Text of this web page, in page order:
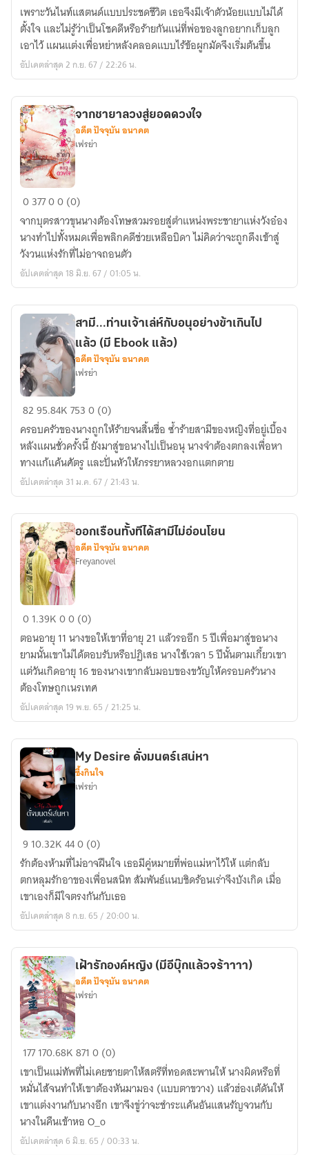
รัก
เพราะวันไนท์แสตนด์แบบประชดชีวิต เธอจึงมีเจ้าตัวน้อยแบบไม่ได้
ตั้งใจ และไม่รู้ว่าเป็นโชคดีหรือร้ายกันแน่ที่พ่อของลูกอยากเก็บลูก
เอาไว้ แผนแต่งเพื่อหย่าหลังคลอดแบบไร้ข้อผูกมัดจึงเริ่มต้นขึ้น
อัปเดตล่าสุด 2 ก.ย. 67 / 22:26 น.
จาก
ลวง
สู่
ยอด
ดวงใจ
จากชายาลวงสู่ยอดดวงใจ
อดีต ปัจจุบัน อนาคต
เฟรย่า
037700 (0)
จากบุตรสาวขุนนางต้องโทษสวมรอยสู่ตำแหน่งพระชายาแห่งวังอ๋อง
นางทำไปทั้งหมดเพื่อพลิกคดีช่วยเหลือบิดา ไม่คิดว่าจะถูกดึงเข้าสู่
วังวนแห่งรักที่ไม่อาจถอนตัว
อัปเดตล่าสุด 18 มิ.ย. 67 / 01:05 น.
สามี...ท่าน
เล่ห์
กับ
อนุ
อย่าง
เกิน
ไป
แล้ว
(มี
Ebook
แล้ว)
สามี...ท่านเจ้าเล่ห์กับอนุอย่างข้าเกินไป
แล้ว (มี Ebook แล้ว)
อดีต ปัจจุบัน อนาคต
เฟรย่า
8295.84K7530 (0)
ครอบครัวของนางถูกให้ร้ายจนสิ้นชื่อ ซ้ำร้ายสามีของหญิงที่อยู่เบื้อง
หลังแผนชั่วครั้งนี้ ยังมาสู่ขอนางไปเป็นอนุ นางจำต้องตกลงเพื่อหา
ทางแก้แค้นศัตรู และปั่นหัวให้ภรรยาหลวงอกแตกตาย
อัปเดตล่าสุด 31 ม.ค. 67 / 21:43 น.
ออก
ทั้งที
ได้
สามี
ไม่
อ่อน
ออกเรือนทั้งทีได้สามีไม่อ่อนโยน
อดีต ปัจจุบัน อนาคต
Freyanovel
01.39K00 (0)
ตอนอายุ 11 นางขอให้เขาที่อายุ 21 แล้วรออีก 5 ปีเพื่อมาสู่ขอนาง
ยามนั้นเขาไม่ได้ตอบรับหรือปฏิเสธ นางใช้เวลา 5 ปีนั้นตามเกี้ยวเขา
แต่วันเกิดอายุ 16 ของนางเขากลับมอบของขวัญให้ครอบครัวนาง
ต้องโทษถูกเนรเทศ
อัปเดตล่าสุด 19 พ.ย. 65 / 21:25 น.
My
Desire
ดั่ง
มนตร์
เสน่หา
My Desire ดั่งมนตร์เสน่หา
ซึ้งกินใจ
เฟรย่า
9 10.32K440 (0)
รักต้องห้ามที่ไม่อาจฝืนใจ เธอมีคู่หมายที่พ่อแม่หาไว้ให้ แต่กลับ
ตกหลุมรักอาของเพื่อนสนิท สัมพันธ์แนบชิดร้อนเร่าจึงบังเกิด เมื่อ
เขาเองก็มีใจตรงกันกับเธอ
อัปเดตล่าสุด 8 ก.ย. 65 / 20:00 น.
เฝ้า
องค์
หญิง
(มี
อี
บุ๊ก
เฝ้ารักองค์หญิง (มีอีบุ๊กแล้วจร้าาาา)
อดีต ปัจจุบัน อนาคต
เฟรย่า
177170.68K8710 (0)
เขาเป็นแม่ทัพที่ไม่เคยชายตาให้สตรีที่ทอดสะพานให้ นางผิดหรือที่
หมั่นไส้จนทำให้เขาต้องหันมามอง (แบบตาขวาง) แล้วฮ่องเต้ดันให้
เขาแต่งงานกับนางอีก เขาจึงขู่ว่าจะชำระแค้นอันแสนรัญจวนกับ
นางในคืนเข้าหอ O_o
อัปเดตล่าสุด 6 มิ.ย. 65 / 00:33 น.